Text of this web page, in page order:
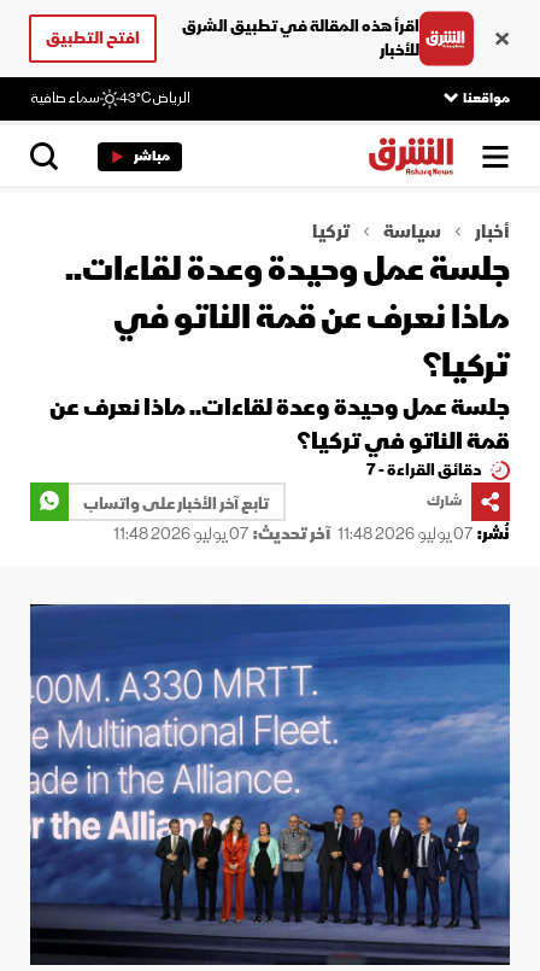
اقرأ هذه المقالة في تطبيق الشرق
للأخبار
افتح التطبيق
مواقعنا الرياض43°C سماء صافية
مباشر
أخبار سياسة تركيا
جلسة عمل وحيدة وعدة لقاءات..
ماذا نعرف عن قمة الناتو في
تركيا؟
جلسة عمل وحيدة وعدة لقاءات.. ماذا نعرف عن
قمة الناتو في تركيا؟
دقائق القراءة - 7
شارك
تابع آخر الأخبار على واتساب
نُشر:07 يوليو 2026 11:48 آخر تحديث:07 يوليو 2026 11:48